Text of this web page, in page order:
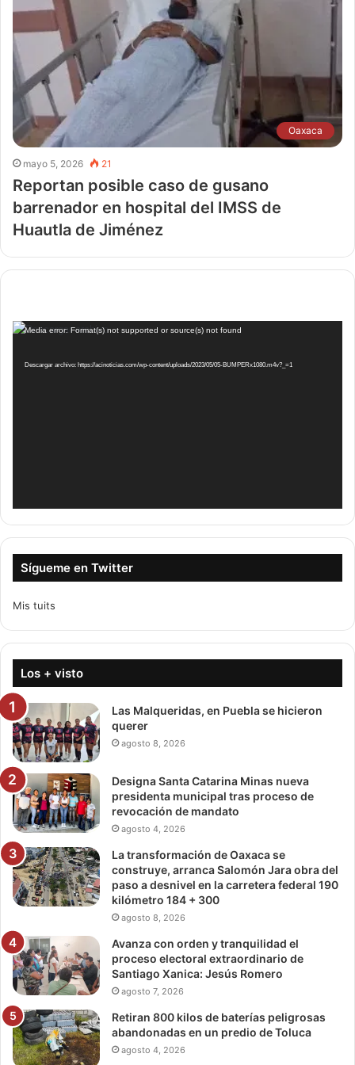
Oaxaca
mayo 5, 2026 21
Reportan posible caso de gusano
barrenador en hospital del IMSS de
Huautla de Jiménez
Reproductor
vídeo
Media error: Format(s) not supported or source(s) not found
Descargar archivo: https://acinoticias.com/wp-content/uploads/2023/05/05-BUMPERx1080.m4v?_=1
Sígueme en Twitter
Mis tuits
Los + visto
Las Malqueridas, en Puebla se hicieron
querer
agosto 8, 2026
Designa Santa Catarina Minas nueva
presidenta municipal tras proceso de
revocación de mandato
agosto 4, 2026
La transformación de Oaxaca se
construye, arranca Salomón Jara obra del
paso a desnivel en la carretera federal 190
kilómetro 184 + 300
agosto 8, 2026
Avanza con orden y tranquilidad el
proceso electoral extraordinario de
Santiago Xanica: Jesús Romero
agosto 7, 2026
Retiran 800 kilos de baterías peligrosas
abandonadas en un predio de Toluca
agosto 4, 2026